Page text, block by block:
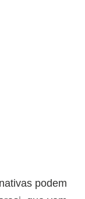
podem